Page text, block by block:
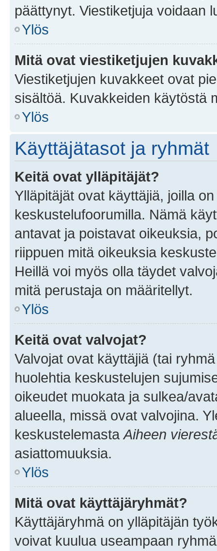
päättynyt. Viestiketjuja voidaan
Ylös
Mitä ovat viestiketjujen
Viestiketjujen kuvakkeet ovat
sisältöä. Kuvakkeiden käytöstä
Ylös
Käyttäjätasot ja ryhmät
Keitä ovat ylläpitäjät?
Ylläpitäjät ovat käyttäjiä, joilla
keskustelufoorumilla. Nämä
antavat ja poistavat oikeuksia,
riippuen mitä oikeuksia
Heillä voi myös olla täydet
mitä perustaja on määritellyt.
Ylös
Keitä ovat valvojat?
Valvojat ovat käyttäjiä (tai
huolehtia keskustelujen
oikeudet muokata ja sulkea/
alueella, missä ovat valvojina.
keskustelemasta Aiheen
asiattomuuksia.
Ylös
Mitä ovat käyttäjäryhmät?
Käyttäjäryhmä on ylläpitäjän
voivat kuulua useampaan